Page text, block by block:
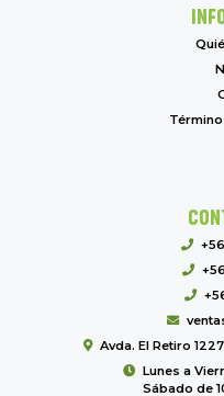
Avda. El Retiro
Lunes a
Sábado de